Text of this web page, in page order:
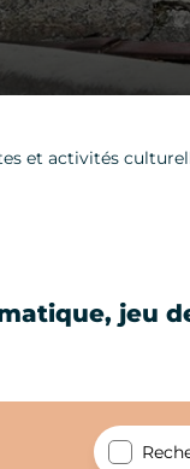
et activités
jeu